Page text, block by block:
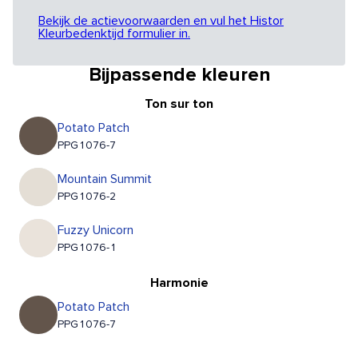
Bekijk de actievoorwaarden en vul het Histor
Kleurbedenktijd formulier in.
Bijpassende kleuren
Ton sur ton
Potato Patch
PPG1076-7
Mountain Summit
PPG1076-2
Fuzzy Unicorn
PPG1076-1
Harmonie
Potato Patch
PPG1076-7